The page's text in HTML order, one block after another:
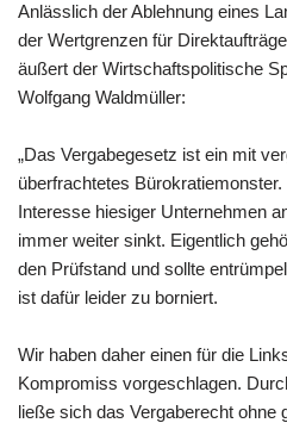
Anlässlich der Ablehnung eines
der Wertgrenzen für
äußert der Wirtschaftspolitische
Wolfgang Waldmüller:
„Das Vergabegesetz ist ein mit
überfrachtetes
Interesse hiesiger Unternehmen
immer weiter sinkt. Eigentlich
den Prüfstand und sollte
ist dafür leider zu borniert.
Wir haben daher einen für die
Kompromiss vorgeschlagen.
ließe sich das Vergaberecht ohne